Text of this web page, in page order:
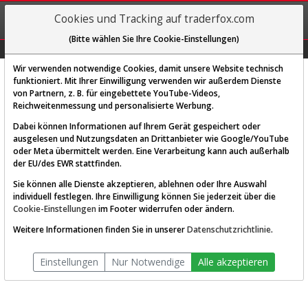
REGIS-
TRIEREN
Diese Funktion ist nur für
AKTIEN-TERMINAL
Die Aktienanalyse-Plattform von
TraderFox
Cookies und Tracking auf traderfox.com
(Bitte wählen Sie Ihre Cookie-Einstellungen)
Wir verwenden notwendige Cookies, damit unsere Website technisch
funktioniert. Mit Ihrer Einwilligung verwenden wir außerdem Dienste
von Partnern, z. B. für eingebettete YouTube-Videos,
Reichweitenmessung und personalisierte Werbung.
Dabei können Informationen auf Ihrem Gerät gespeichert oder
ausgelesen und Nutzungsdaten an Drittanbieter wie Google/YouTube
oder Meta übermittelt werden. Eine Verarbeitung kann auch außerhalb
der EU/des EWR stattfinden.
Sie können alle Dienste akzeptieren, ablehnen oder Ihre Auswahl
individuell festlegen. Ihre Einwilligung können Sie jederzeit über die
Cookie-Einstellungen im Footer widerrufen oder ändern.
Weitere Informationen finden Sie in unsererDatenschutzrichtlinie.
Einstellungen Nur Notwendige Alle akzeptieren